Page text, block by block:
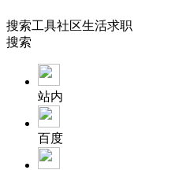
搜索工具社区生活求职
搜索
站内
百度